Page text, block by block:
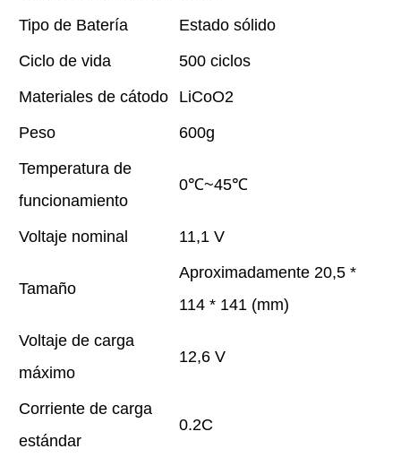
Tipo de Batería
Estado sólido
Ciclo de vida
500 ciclos
Materiales de cátodo
LiCoO2
Peso
600g
Temperatura de
funcionamiento
0℃~45℃
Voltaje nominal 11,1 V
Tamaño
Aproximadamente 20,5 *
114 * 141 (mm)
Voltaje de carga
máximo
12,6 V
Corriente de carga
estándar
0.2C